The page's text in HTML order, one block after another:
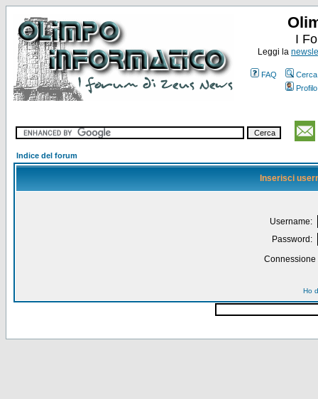
I
Leggi la
FAQ
Cerca
Profilo
Indice del forum
Inserisci
Username:
Password:
Ho